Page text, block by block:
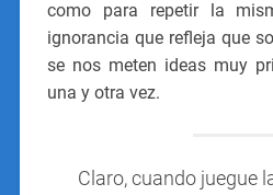
como para repetir la
ignorancia que refleja que
se nos meten ideas muy
una y otra vez.
Claro, cuando juegue